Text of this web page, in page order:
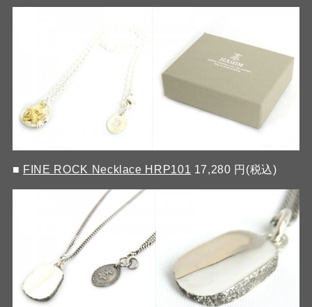
■ FINE ROCK Necklace HRP101 17,280 円(税込)